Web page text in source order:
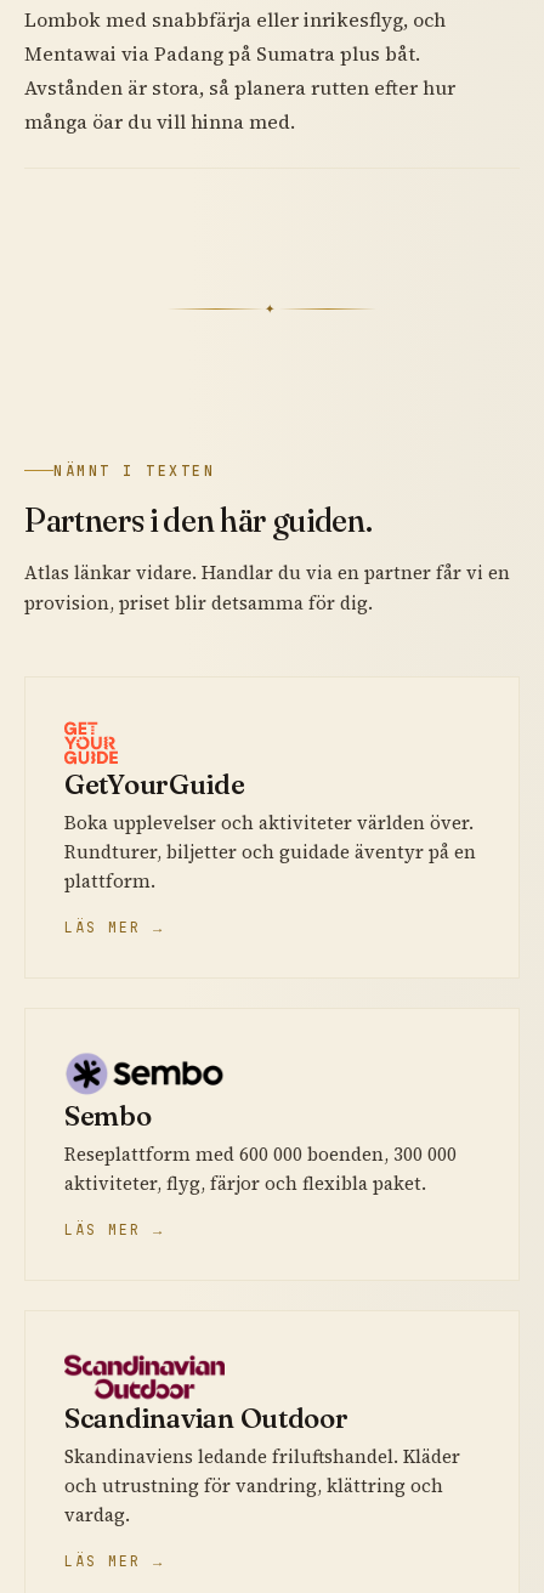
Lombok med snabbfärja eller inrikesflyg, och
Mentawai via Padang på Sumatra plus båt.
Avstånden är stora, så planera rutten efter hur
många öar du vill hinna med.
✦
NÄMNT I TEXTEN
Partners i den här guiden.
Atlas länkar vidare. Handlar du via en partner får vi en
provision, priset blir detsamma för dig.
GetYourGuide
Boka upplevelser och aktiviteter världen över.
Rundturer, biljetter och guidade äventyr på en
plattform.
LÄS MER →
Sembo
Reseplattform med 600 000 boenden, 300 000
aktiviteter, flyg, färjor och flexibla paket.
LÄS MER →
Scandinavian Outdoor
Skandinaviens ledande friluftshandel. Kläder
och utrustning för vandring, klättring och
vardag.
LÄS MER →